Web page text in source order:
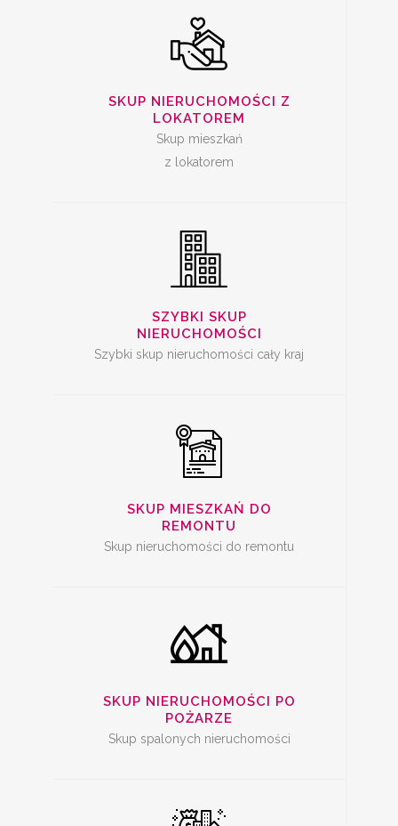
SKUP NIERUCHOMOŚCI Z
LOKATOREM
Skup mieszkań
z lokatorem
SZYBKI SKUP
NIERUCHOMOŚCI
Szybki skup nieruchomości cały kraj
SZYBKA SPRZEDAŻ
MIESZKANIA
SKUP MIESZKAŃ DO
REMONTU
Skup nieruchomości do remontu
SKUP LOKALI DO
REMONTU
SKUP NIERUCHOMOŚCI PO
POŻARZE
Skup spalonych nieruchomości
SKUP SPALONYCH
NIERUCHOMOŚCI
SKUP
PROBLEMAMI